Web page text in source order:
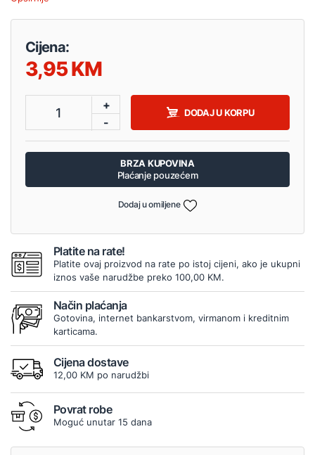
Cijena:
3,95
1
+
-
DODAJ U KORPU
BRZA KUPOVINA
Plaćanje pouzećem
Dodaj u omiljene
Platite na rate!
Platite ovaj proizvod na rate po istoj cijeni, ako je ukupni
iznos vaše narudžbe preko 100,00 KM.
Način plaćanja
Gotovina, internet bankarstvom, virmanom i kreditnim
karticama.
Cijena dostave
12,00 KM po narudžbi
Povrat robe
Moguć unutar 15 dana